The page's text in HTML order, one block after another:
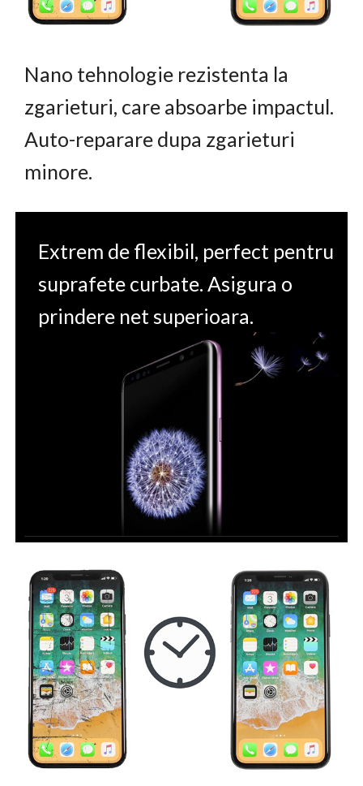
Nano tehnologie rezistenta la
zgarieturi, care absoarbe impactul.
Auto-reparare dupa zgarieturi
minore.
Extrem de flexibil, perfect pentru
suprafete curbate. Asigura o
prindere net superioara.